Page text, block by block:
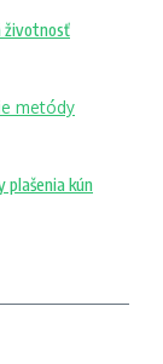
životnosť
plašenia kún